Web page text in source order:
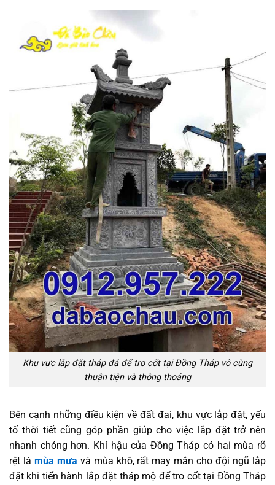
Khu vực lắp đặt tháp đá để tro cốt tại Đồng Tháp vô cùng
thuận tiện và thông thoáng
Bên cạnh những điều kiện về đất đai, khu vực lắp đặt, yếu
tố thời tiết cũng góp phần giúp cho việc lắp đặt trở nên
nhanh chóng hơn. Khí hậu của Đồng Tháp có hai mùa rõ
rệt là mùa mưa và mùa khô, rất may mắn cho đội ngũ lắp
đặt khi tiến hành lắp đặt tháp mộ để tro cốt tại Đồng Tháp